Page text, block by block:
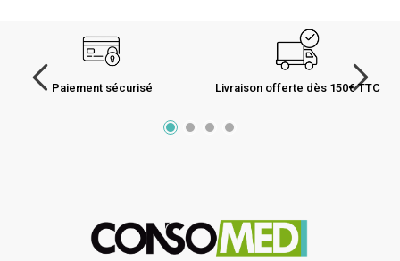
Paiement sécurisé Livraison offerte dès 150€ TTC